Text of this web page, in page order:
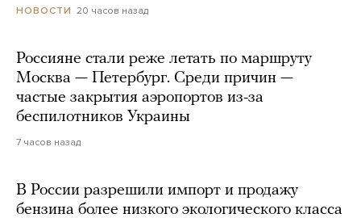
НОВОСТИ 20 часов назад
Россияне стали реже летать по маршруту
Москва — Петербург. Среди причин —
частые закрытия аэропортов из-за
беспилотников Украины
7 часов назад
В России разрешили импорт и продажу
бензина более низкого экологического класса